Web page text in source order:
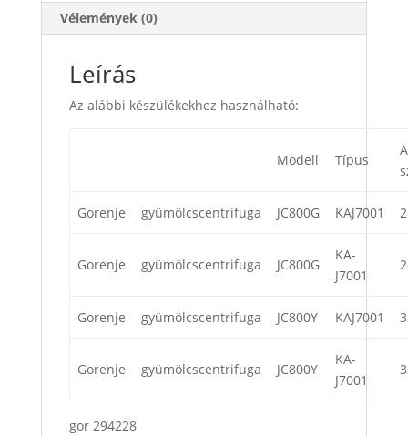
Vélemények (0)
Leírás
Az alábbi készülékekhez használható:
Modell Típus
Gorenje gyümölcscentrifuga JC800G KAJ7001
Gorenje gyümölcscentrifuga JC800G
KA-
J7001
Gorenje gyümölcscentrifuga JC800Y KAJ7001
Gorenje gyümölcscentrifuga JC800Y
KA-
J7001
gor 294228